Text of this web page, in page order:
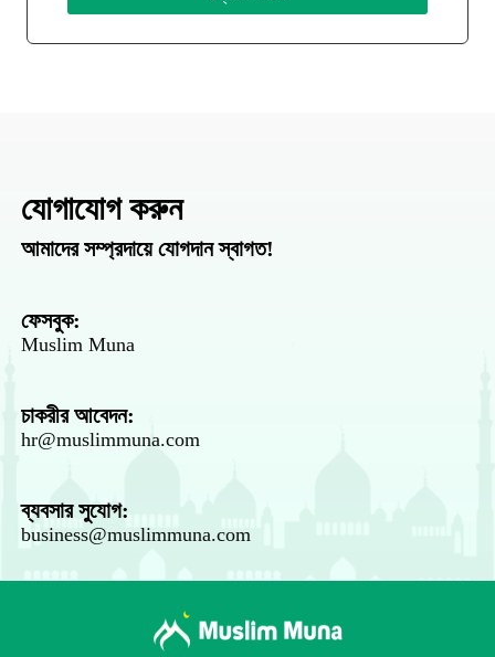
যোগাযোগ করুন
আমাদের সম্প্রদায়ে যোগদান স্বাগত!
ফেসবুক:
Muslim Muna
চাকরীর আবেদন:
hr@muslimmuna.com
ব্যবসার সুযোগ:
business@muslimmuna.com